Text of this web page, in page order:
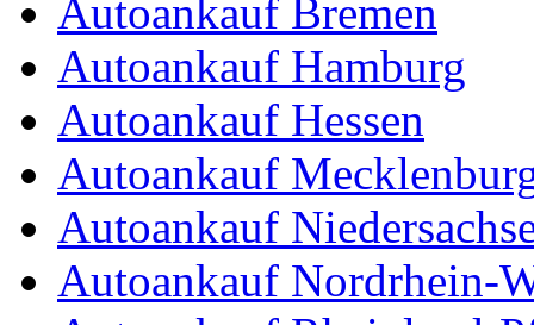
Autoankauf Bremen
Autoankauf Hamburg
Autoankauf Hessen
Autoankauf
Autoankauf
Autoankauf Nordrhein-